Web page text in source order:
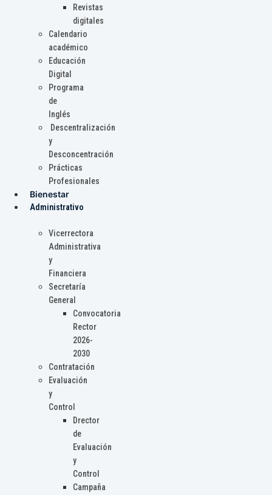
Revistas
digitales
Calendario
académico
Educación
Digital
Programa
de
Inglés
Descentralización
y
Desconcentración
Prácticas
Profesionales
Bienestar
Administrativo
Vicerrectora
Administrativa
y
Financiera
Secretaría
General
Convocatoria
Rector
2026-
2030
Contratación
Evaluación
y
Control
Drector
de
Evaluación
y
Control
Campaña